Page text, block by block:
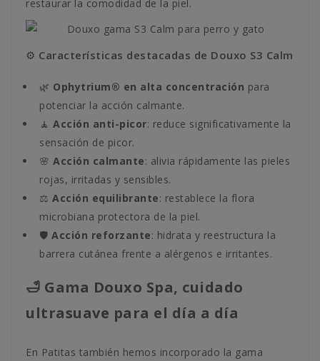
restaurar la comodidad de la piel.
⚙️ Características destacadas de Douxo S3 Calm
🌿 Ophytrium® en alta concentración para
potenciar la acción calmante.
🧘 Acción anti-picor: reduce significativamente la
sensación de picor.
🌸 Acción calmante: alivia rápidamente las pieles
rojas, irritadas y sensibles.
⚖️ Acción equilibrante: restablece la flora
microbiana protectora de la piel.
🛡️ Acción reforzante: hidrata y reestructura la
barrera cutánea frente a alérgenos e irritantes.
🛁 Gama Douxo Spa, cuidado
ultrasuave para el día a día
En Patitas también hemos incorporado la gama